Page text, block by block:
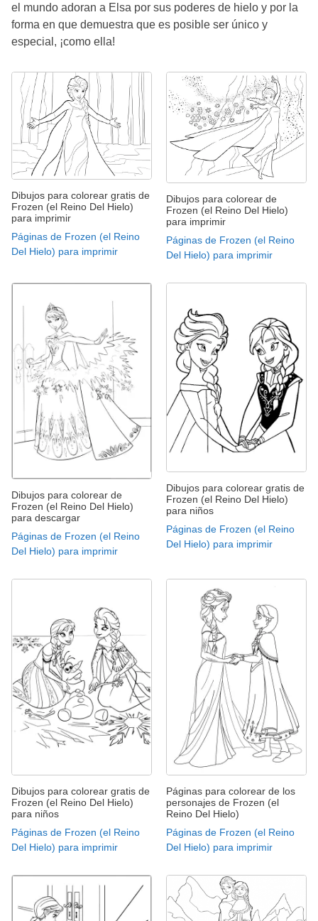
el mundo adoran a Elsa por sus poderes de hielo y por la
forma en que demuestra que es posible ser único y
especial, ¡como ella!
Dibujos para colorear gratis de
Frozen (el Reino Del Hielo)
para imprimir
Páginas de Frozen (el Reino
Del Hielo) para imprimir
Dibujos para colorear de
Frozen (el Reino Del Hielo)
para imprimir
Páginas de Frozen (el Reino
Del Hielo) para imprimir
Dibujos para colorear de
Frozen (el Reino Del Hielo)
para descargar
Páginas de Frozen (el Reino
Del Hielo) para imprimir
Dibujos para colorear gratis de
Frozen (el Reino Del Hielo)
para niños
Páginas de Frozen (el Reino
Del Hielo) para imprimir
Dibujos para colorear gratis de
Frozen (el Reino Del Hielo)
para niños
Páginas de Frozen (el Reino
Del Hielo) para imprimir
Páginas para colorear de los
personajes de Frozen (el
Reino Del Hielo)
Páginas de Frozen (el Reino
Del Hielo) para imprimir